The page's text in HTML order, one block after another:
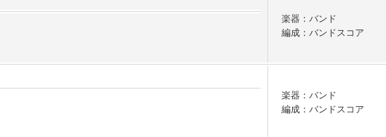
楽器：バンド
編成：バンドスコア
楽器：バンド
編成：バンドスコア